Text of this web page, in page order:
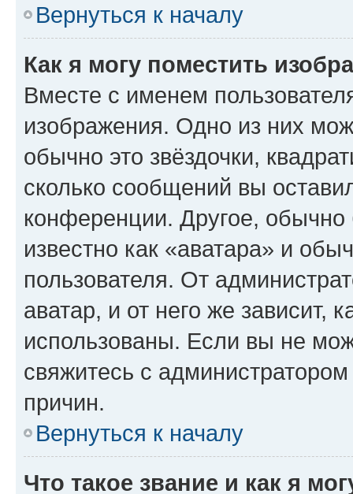
Вернуться к началу
Как я могу поместить
Вместе с именем
изображения. Одно из них
обычно это звёздочки,
сколько сообщений вы
конференции. Другое,
известно как «аватара» и
пользователя. От
аватар, и от него же зависит,
использованы. Если вы не
свяжитесь с
причин.
Вернуться к началу
Что такое звание и как я